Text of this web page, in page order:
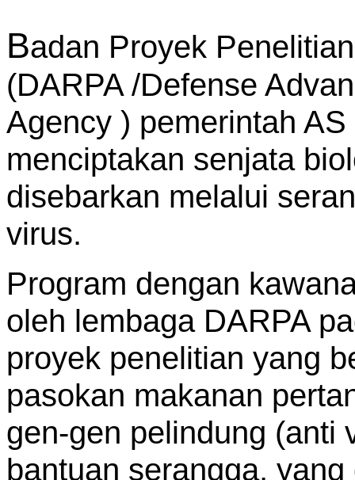
Badan Proyek
(DARPA /Defense
Agency ) pemerintah
menciptakan senjata
disebarkan melalui
virus.
Program dengan
oleh lembaga DARPA
proyek penelitian yang
pasokan makanan
gen-gen pelindung (anti
bantuan serangga,